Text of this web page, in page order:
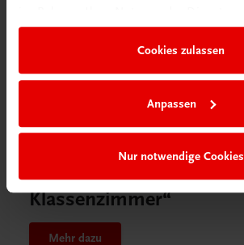
Cookies zulassen
Anpassen
Nur notwendige Cookies
Neu in der DigiBox
Das „Digitale
Klassenzimmer“
Mehr dazu